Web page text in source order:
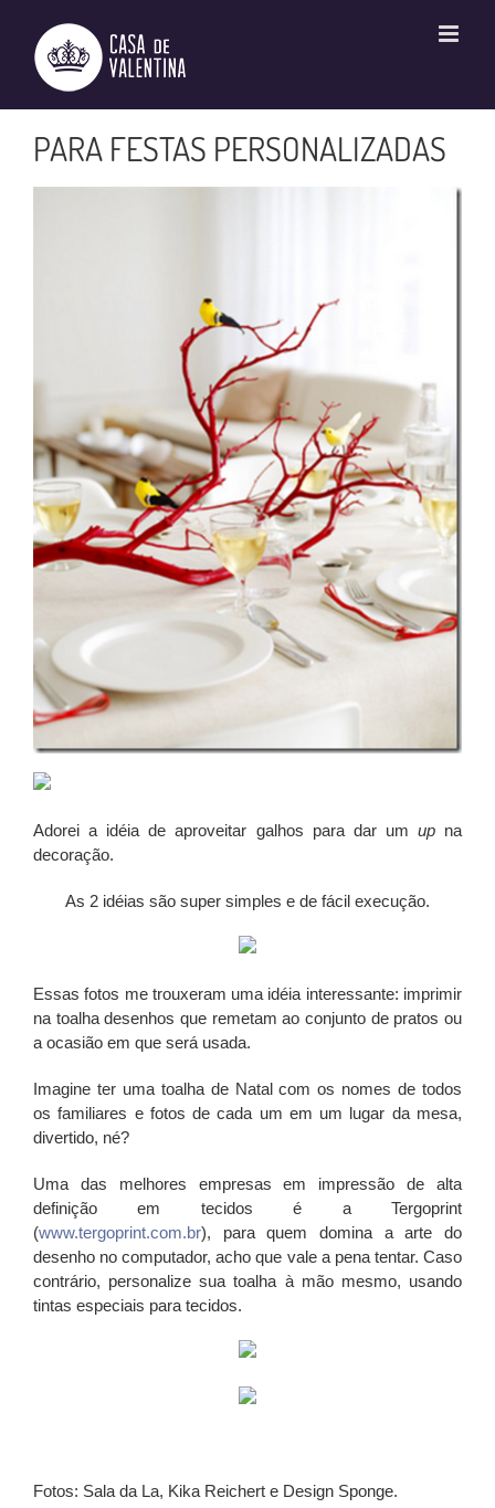
conteúdo
PARA FESTAS PERSONALIZADAS
Adorei a idéia de aproveitar galhos para dar um upna
decoração.
As 2 idéias são super simples e de fácil execução.
Essas fotos me trouxeram uma idéia interessante: imprimir
na toalha desenhos que remetam ao conjunto de pratos ou
a ocasião em que será usada.
Imagine ter uma toalha de Natal com os nomes de todos
os familiares e fotos de cada um em um lugar da mesa,
divertido, né?
Uma das melhores empresas em impressão de alta
definição em tecidos é a Tergoprint
(www.tergoprint.com.br), para quem domina a arte do
desenho no computador, acho que vale a pena tentar. Caso
contrário, personalize sua toalha à mão mesmo, usando
tintas especiais para tecidos.
Fotos: Sala da La, Kika Reichert e Design Sponge.